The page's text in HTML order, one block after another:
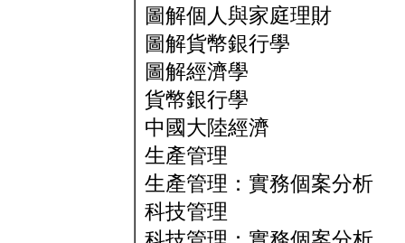
圖解個人與家庭理財
圖解貨幣銀行學
圖解經濟學
貨幣銀行學
中國大陸經濟
生產管理
生產管理：實務個案分析
科技管理